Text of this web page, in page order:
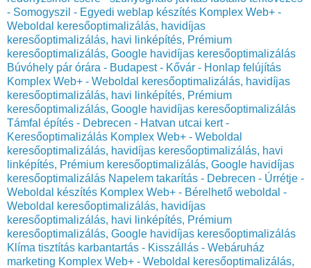
- Somogyszil - Egyedi weblap készítés Komplex Web+ -
Weboldal keresőoptimalizálás, havidíjas
keresőoptimalizálás, havi linképítés, Prémium
keresőoptimalizálás, Google havidíjas keresőoptimalizálás
Búvóhely pár órára - Budapest - Kővár - Honlap felújítás
Komplex Web+ - Weboldal keresőoptimalizálás, havidíjas
keresőoptimalizálás, havi linképítés, Prémium
keresőoptimalizálás, Google havidíjas keresőoptimalizálás
Támfal építés - Debrecen - Hatvan utcai kert -
Keresőoptimalizálás Komplex Web+ - Weboldal
keresőoptimalizálás, havidíjas keresőoptimalizálás, havi
linképítés, Prémium keresőoptimalizálás, Google havidíjas
keresőoptimalizálás Napelem takarítás - Debrecen - Úrrétje -
Weboldal készítés Komplex Web+ - Bérelhető weboldal -
Weboldal keresőoptimalizálás, havidíjas
keresőoptimalizálás, havi linképítés, Prémium
keresőoptimalizálás, Google havidíjas keresőoptimalizálás
Klíma tisztítás karbantartás - Kisszállás - Webáruház
marketing Komplex Web+ - Weboldal keresőoptimalizálás,